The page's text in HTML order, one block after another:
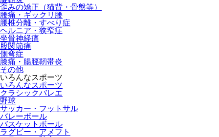
歪みの矯正（猫背・骨盤等）
腰痛・ギックリ腰
腰椎分離・すべり症
ヘルニア・狭窄症
坐骨神経痛
股関節痛
側弯症
膝痛・腸脛靭帯炎
その他
いろんなスポーツ
いろんなスポーツ
クラシックバレエ
野球
サッカー・フットサル
バレーボール
バスケットボール
ラグビー・アメフト